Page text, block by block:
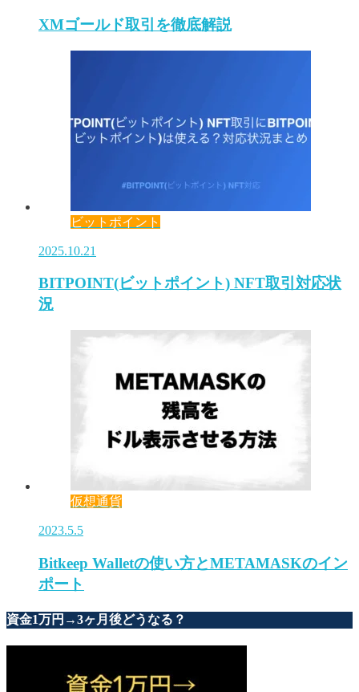
XMゴールド取引を徹底解説
ビットポイント
2025.10.21
BITPOINT(ビットポイント) NFT取引対応状
況
仮想通貨
2023.5.5
Bitkeep Walletの使い方とMETAMASKのイン
ポート
資金1万円→3ヶ月後どうなる？